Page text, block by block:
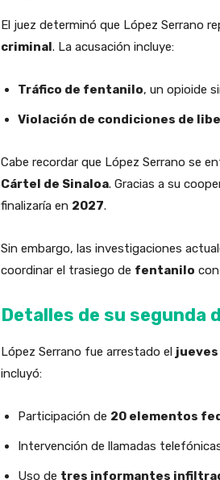
El juez determinó que López Serrano
criminal. La acusación incluye:
Tráfico de fentanilo, un opioide
Violación de condiciones de
Cabe recordar que López Serrano se
Cártel de Sinaloa. Gracias a su
finalizaría en 2027.
Sin embargo, las investigaciones
coordinar el trasiego de fentanilo
Detalles de su segunda
López Serrano fue arrestado el jueves
incluyó:
Participación de 20 elementos
Intervención de llamadas
Uso de tres informantes